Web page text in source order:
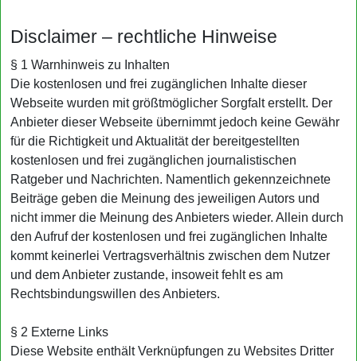
Disclaimer – rechtliche Hinweise
§ 1 Warnhinweis zu Inhalten
Die kostenlosen und frei zugänglichen Inhalte dieser
Webseite wurden mit größtmöglicher Sorgfalt erstellt. Der
Anbieter dieser Webseite übernimmt jedoch keine Gewähr
für die Richtigkeit und Aktualität der bereitgestellten
kostenlosen und frei zugänglichen journalistischen
Ratgeber und Nachrichten. Namentlich gekennzeichnete
Beiträge geben die Meinung des jeweiligen Autors und
nicht immer die Meinung des Anbieters wieder. Allein durch
den Aufruf der kostenlosen und frei zugänglichen Inhalte
kommt keinerlei Vertragsverhältnis zwischen dem Nutzer
und dem Anbieter zustande, insoweit fehlt es am
Rechtsbindungswillen des Anbieters.
§ 2 Externe Links
Diese Website enthält Verknüpfungen zu Websites Dritter